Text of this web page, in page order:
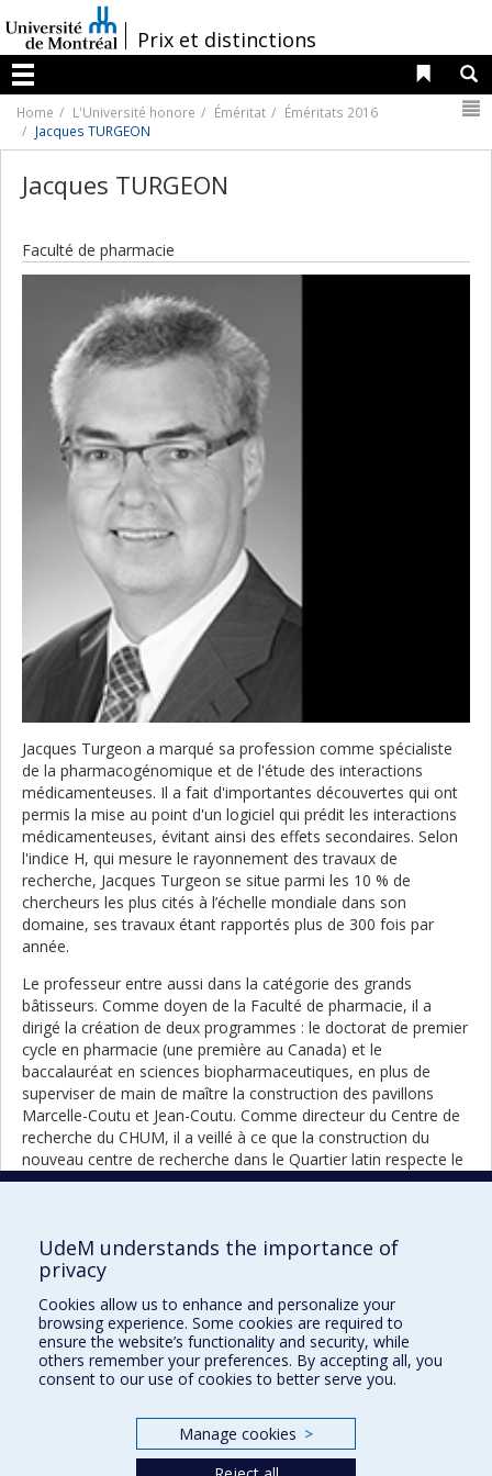
au
contenu
/Prix et distinctions
Menu
Liens
Home L'Université honore Éméritat
Éméritats 2016
Jacques TURGEON
Jacques TURGEON
Faculté de pharmacie
Jacques Turgeon a marqué sa profession comme spécialiste
de la pharmacogénomique et de l'étude des interactions
médicamenteuses. Il a fait d'importantes découvertes qui ont
permis la mise au point d'un logiciel qui prédit les interactions
médicamenteuses, évitant ainsi des effets secondaires. Selon
l'indice H, qui mesure le rayonnement des travaux de
recherche, Jacques Turgeon se situe parmi les 10 % de
chercheurs les plus cités à l’échelle mondiale dans son
domaine, ses travaux étant rapportés plus de 300 fois par
année.
Le professeur entre aussi dans la catégorie des grands
bâtisseurs. Comme doyen de la Faculté de pharmacie, il a
dirigé la création de deux programmes : le doctorat de premier
cycle en pharmacie (une première au Canada) et le
baccalauréat en sciences biopharmaceutiques, en plus de
superviser de main de maître la construction des pavillons
Marcelle-Coutu et Jean-Coutu. Comme directeur du Centre de
recherche du CHUM, il a veillé à ce que la construction du
nouveau centre de recherche dans le Quartier latin respecte le
délai et le budget établis.
Turgeon n'a jamais négligé l'enseignement, même lorsqu'il
occupait le poste de directeur général du CHUM. Les étudiants
lui ont remis à plusieurs reprises le Prix d'excellence en
enseignement Servier, preuve de son engagement envers la
relève.
Back to full list of portraits
UdeM understands the importance of
privacy
Cookies allow us to enhance and personalize your
browsing experience. Some cookies are required to
ensure the website’s functionality and security, while
others remember your preferences. By accepting all, you
consent to our use of cookies to better serve you.
Manage cookies >